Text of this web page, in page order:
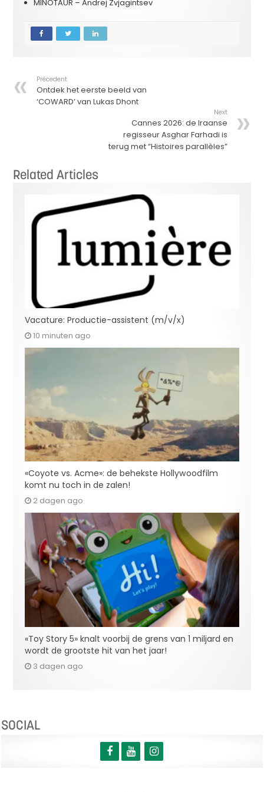
MINOTAUR – Andrej Zvjagintsev
Précedent
Ontdek het eerste beeld van
‘COWARD’ van Lukas Dhont
Next
Cannes 2026: de Iraanse
regisseur Asghar Farhadi is
terug met “Histoires parallèles”
Related Articles
Vacature: Productie-assistent (m/v/x)
10 minuten ago
«Coyote vs. Acme»: de behekste Hollywoodfilm
komt nu toch in de zalen!
2 dagen ago
«Toy Story 5» knalt voorbij de grens van 1 miljard en
wordt de grootste hit van het jaar!
3 dagen ago
SOCIAL